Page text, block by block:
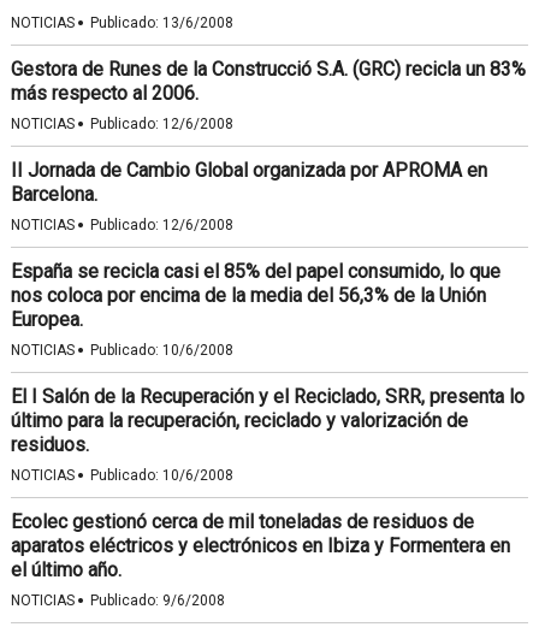
NOTICIAS · Publicado: 13/6/2008
Gestora de Runes de la Construcció S.A. (GRC) recicla un 83%
más respecto al 2006.
NOTICIAS · Publicado: 12/6/2008
II Jornada de Cambio Global organizada por APROMA en
Barcelona.
NOTICIAS · Publicado: 12/6/2008
España se recicla casi el 85% del papel consumido, lo que
nos coloca por encima de la media del 56,3% de la Unión
Europea.
NOTICIAS · Publicado: 10/6/2008
El I Salón de la Recuperación y el Reciclado, SRR, presenta lo
último para la recuperación, reciclado y valorización de
residuos.
NOTICIAS · Publicado: 10/6/2008
Ecolec gestionó cerca de mil toneladas de residuos de
aparatos eléctricos y electrónicos en Ibiza y Formentera en
el último año.
NOTICIAS · Publicado: 9/6/2008